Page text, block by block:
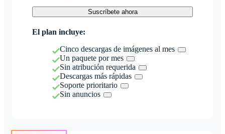
Suscríbete ahora
El plan incluye:
Cinco descargas de imágenes al mes
Un paquete por mes
Sin atribución requerida
Descargas más rápidas
Soporte prioritario
Sin anuncios